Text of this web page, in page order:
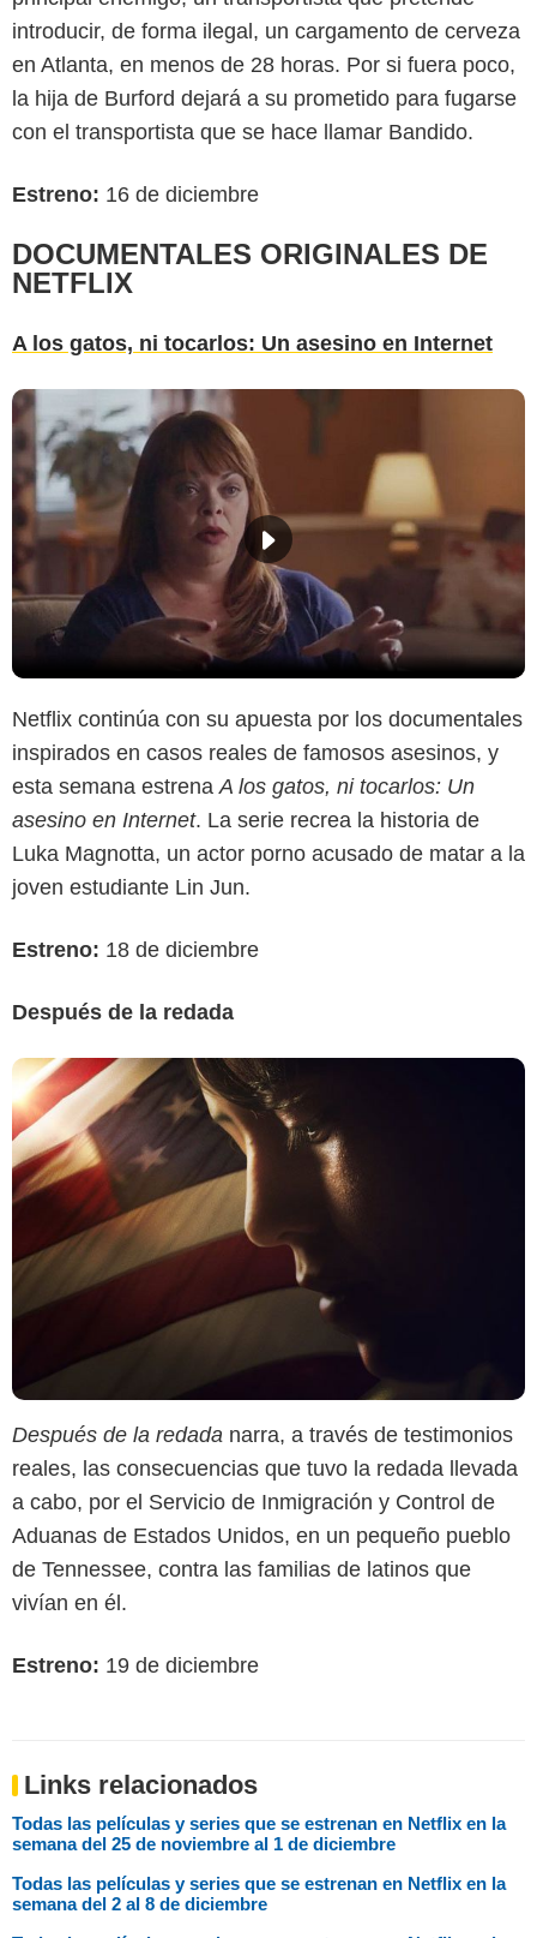
introducir, de forma ilegal, un cargamento de cerveza
en Atlanta, en menos de 28 horas. Por si fuera poco,
la hija de Burford dejará a su prometido para fugarse
con el transportista que se hace llamar Bandido.
Estreno: 16 de diciembre
DOCUMENTALES ORIGINALES DE
NETFLIX
A los gatos, ni tocarlos: Un asesino en Internet
Netflix continúa con su apuesta por los documentales
inspirados en casos reales de famosos asesinos, y
esta semana estrenaA los gatos, ni tocarlos: Un
asesino en Internet. La serie recrea la historia de
Luka Magnotta, un actor porno acusado de matar a la
joven estudiante Lin Jun.
Estreno: 18 de diciembre
Después de la redada
Después de la redada narra, a través de testimonios
reales, las consecuencias que tuvo la redada llevada
a cabo, por el Servicio de Inmigración y Control de
Aduanas de Estados Unidos, en un pequeño pueblo
de Tennessee, contra las familias de latinos que
vivían en él.
Estreno: 19 de diciembre
Links relacionados
Todas las películas y series que se estrenan en Netflix en la
semana del 25 de noviembre al 1 de diciembre
Todas las películas y series que se estrenan en Netflix en la
semana del 2 al 8 de diciembre